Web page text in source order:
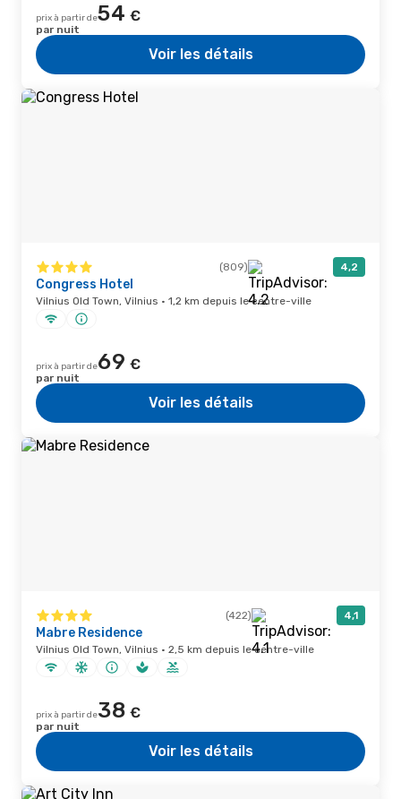
prix à partir de54 €
par nuit
Voir les détails
(809) 4,2
Congress Hotel
Vilnius Old Town, Vilnius · 1,2 km depuis le centre-ville
prix à partir de69 €
par nuit
Voir les détails
(422) 4,1
Mabre Residence
Vilnius Old Town, Vilnius · 2,5 km depuis le centre-ville
prix à partir de38 €
par nuit
Voir les détails